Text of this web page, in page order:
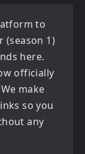
to
(season 1)
here.
officially
make
so you
any